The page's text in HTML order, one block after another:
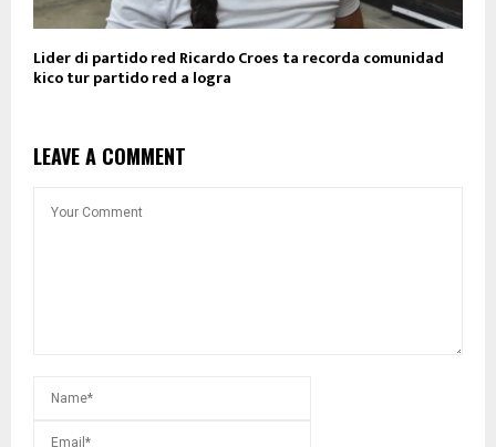
Lider di partido red Ricardo Croes ta recorda comunidad
kico tur partido red a logra
LEAVE A COMMENT